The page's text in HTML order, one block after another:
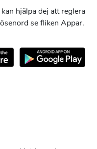
hjälpa dej att reglera
se fliken Appar.